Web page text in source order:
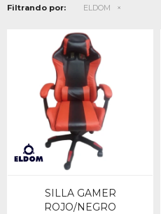
Filtrando por: ELDOM
SILLA GAMER
ROJO/NEGRO